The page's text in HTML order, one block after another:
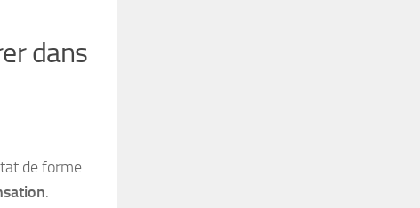
dans
de forme
.